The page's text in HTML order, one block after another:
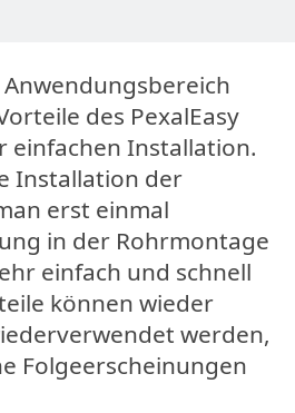
des PexalEasy
einfachen Installation.
Installation der
erst einmal
in der Rohrmontage
einfach und schnell
können wieder
werden,
Folgeerscheinungen